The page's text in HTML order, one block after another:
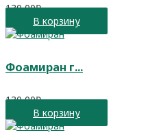
130,00₽
В корзину
Фоамиран г...
130,00₽
В корзину